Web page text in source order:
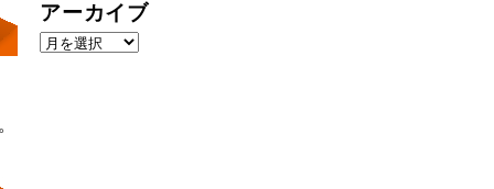
アーカイブ
ア